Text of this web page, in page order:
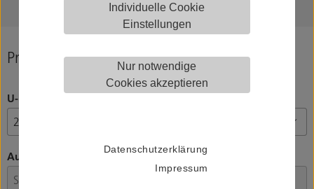
Individuelle Cookie
Einstellungen
Nur notwendige
Cookies akzeptieren
Datenschutzerklärung
Impressum
Produkt konfigurieren
U-Profilgröße
Ausführung